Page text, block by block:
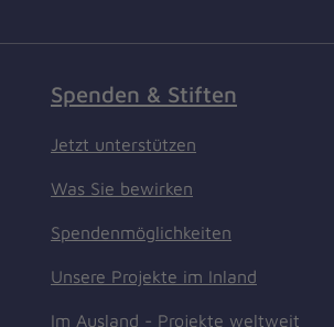
Spenden & Stiften
Jetzt unterstützen
Was Sie bewirken
Spendenmöglichkeiten
Unsere Projekte im Inland
Im Ausland - Projekte weltweit